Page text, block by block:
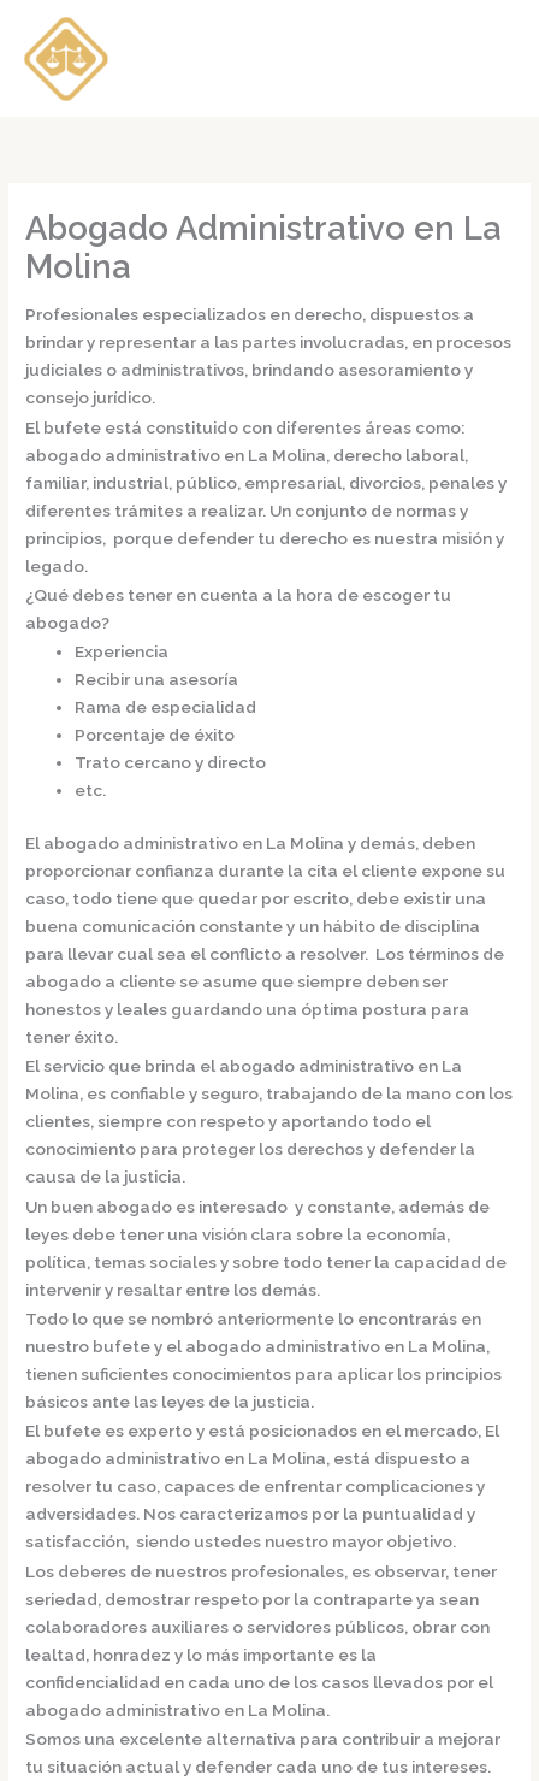
contenido
Abogado Administrativo en La
Molina
Profesionales especializados en derecho, dispuestos a
brindar y representar a las partes involucradas, en procesos
judiciales o administrativos, brindando asesoramiento y
consejo jurídico.
El bufete está constituido con diferentes áreas como:
abogado administrativo en La Molina, derecho laboral,
familiar, industrial, público, empresarial, divorcios, penales y
diferentes trámites a realizar. Un conjunto de normas y
principios, porque defender tu derecho es nuestra misión y
legado.
¿Qué debes tener en cuenta a la hora de escoger tu
abogado?
Experiencia
Recibir una asesoría
Rama de especialidad
Porcentaje de éxito
Trato cercano y directo
etc.
El abogado administrativo en La Molinay demás, deben
proporcionar confianza durante la cita el cliente expone su
caso, todo tiene que quedar por escrito, debe existir una
buena comunicación constante y un hábito de disciplina
para llevar cual sea el conflicto a resolver. Los términos de
abogado a cliente se asume que siempre deben ser
honestos y leales guardando una óptima postura para
tener éxito.
El servicio que brinda el abogado administrativo en La
Molina, es confiable y seguro, trabajando de la mano con los
clientes, siempre con respeto y aportando todo el
conocimiento para proteger los derechos y defender la
causa de la justicia.
Un buen abogado es interesado y constante, además de
leyes debe tener una visión clara sobre la economía,
política, temas sociales y sobre todo tener la capacidad de
intervenir y resaltar entre los demás.
Todo lo que se nombró anteriormente lo encontrarás en
nuestro bufete y el abogado administrativo en La Molina,
tienen suficientes conocimientos para aplicar los principios
básicos ante las leyes de la justicia.
El bufete es experto y está posicionados en el mercado, El
abogado administrativo en La Molina, está dispuesto a
resolver tu caso, capaces de enfrentar complicaciones y
adversidades. Nos caracterizamos por la puntualidad y
satisfacción, siendo ustedes nuestro mayor objetivo.
Los deberes de nuestros profesionales, es observar, tener
seriedad, demostrar respeto por la contraparte ya sean
colaboradores auxiliares o servidores públicos, obrar con
lealtad, honradez y lo más importante es la
confidencialidad en cada uno de los casos llevados por el
abogado administrativo en La Molina.
Somos una excelente alternativa para contribuir a mejorar
tu situación actual y defender cada uno de tus intereses.